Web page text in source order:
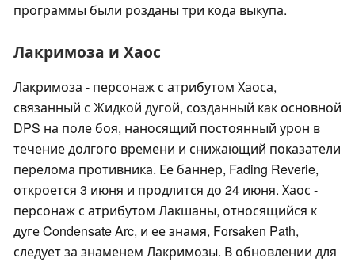
программы были розданы три кода выкупа.
Лакримоза и Хаос
Лакримоза - персонаж с атрибутом Хаоса,
связанный с Жидкой дугой, созданный как основной
DPS на поле боя, наносящий постоянный урон в
течение долгого времени и снижающий показатели
перелома противника. Ее баннер, Fading Reverie,
откроется 3 июня и продлится до 24 июня. Хаос -
персонаж с атрибутом Лакшаны, относящийся к
дуге Condensate Arc, и ее знамя, Forsaken Path,
следует за знаменем Лакримозы. В обновлении для